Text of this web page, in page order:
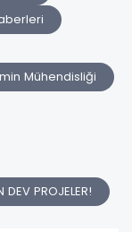
Mühendisliği
DEV PROJELER!